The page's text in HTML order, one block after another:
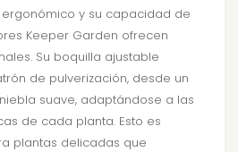
y su capacidad de
Keeper Garden ofrecen
Su boquilla ajustable
de pulverización, desde un
suave, adaptándose a las
de cada planta. Esto es
plantas delicadas que